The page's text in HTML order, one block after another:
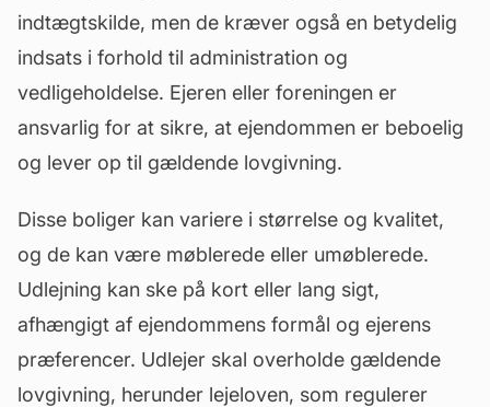
indtægtskilde, men de kræver også en betydelig
indsats i forhold til administration og
vedligeholdelse. Ejeren eller foreningen er
ansvarlig for at sikre, at ejendommen er beboelig
og lever op til gældende lovgivning.
Disse boliger kan variere i størrelse og kvalitet,
og de kan være møblerede eller umøblerede.
Udlejning kan ske på kort eller lang sigt,
afhængigt af ejendommens formål og ejerens
præferencer. Udlejer skal overholde gældende
lovgivning, herunder lejeloven, som regulerer